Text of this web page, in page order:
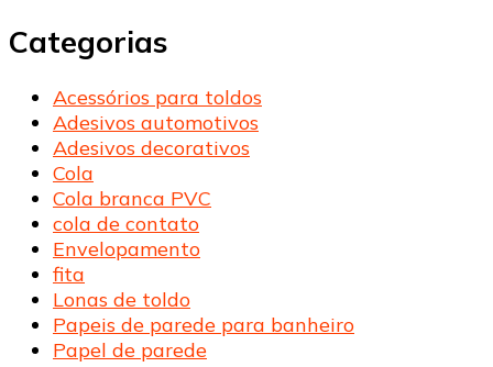
Categorias
Acessórios para toldos
Adesivos automotivos
Adesivos decorativos
Cola
Cola branca PVC
cola de contato
Envelopamento
fita
Lonas de toldo
Papeis de parede para banheiro
Papel de parede